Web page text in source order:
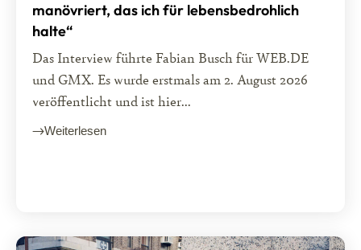
manövriert, das ich für lebensbedrohlich
halte“
Das Interview führte Fabian Busch für WEB.DE
und GMX. Es wurde erstmals am 2. August 2026
veröffentlicht und ist hier...
Weiterlesen